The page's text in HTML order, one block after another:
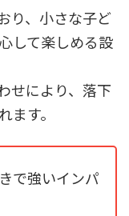
り、小さな子ど
して楽しめる設
せにより、落下
す。
で強いインパ